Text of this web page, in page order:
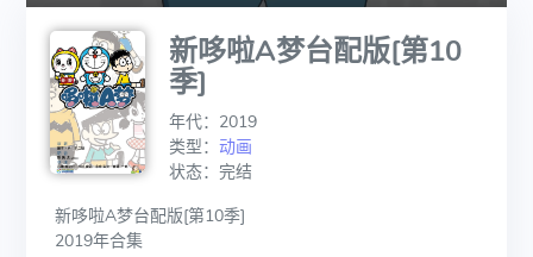
新哆啦A梦台配版[第10
季]
年代：2019
类型： 动画
状态：完结
新哆啦A梦台配版[第10季]
2019年合集